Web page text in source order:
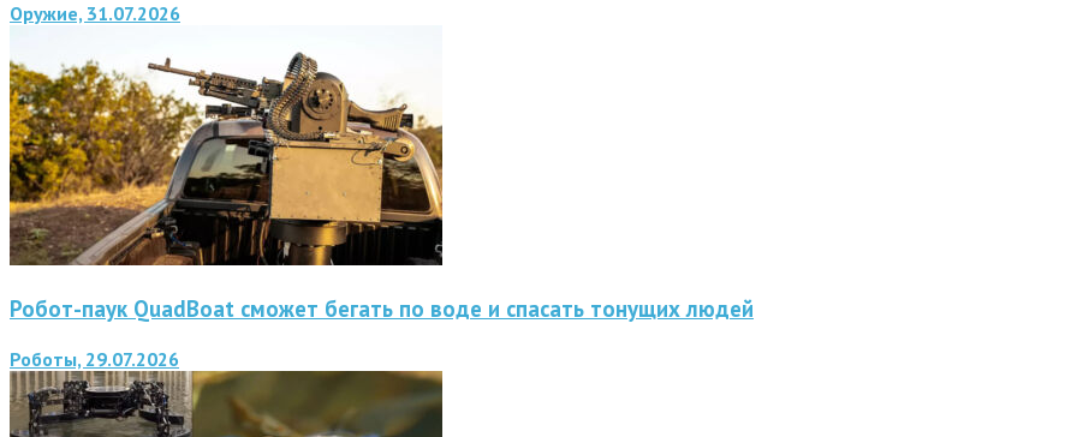
Оружие, 31.07.2026
Робот-паук QuadBoat сможет бегать по воде и спасать тонущих людей
Роботы, 29.07.2026